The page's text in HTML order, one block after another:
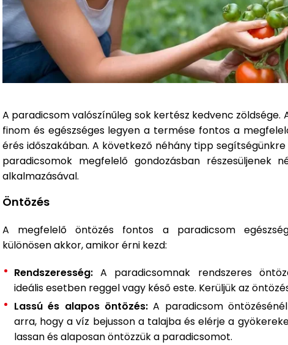
A paradicsom valószínűleg sok kertész kedvenc zöldsége.
finom és egészséges legyen a termése fontos a
érés időszakában. A következő néhány tipp
paradicsomok megfelelő gondozásban részesüljenek
alkalmazásával.
Öntözés
A megfelelő öntözés fontos a paradicsom
különösen akkor, amikor érni kezd:
Rendszeresség: A paradicsomnak rendszeres
ideális esetben reggel vagy késő este. Kerüljük az
Lassú és alapos öntözés: A paradicsom
arra, hogy a víz bejusson a talajba és elérje a
lassan és alaposan öntözzük a paradicsomot.